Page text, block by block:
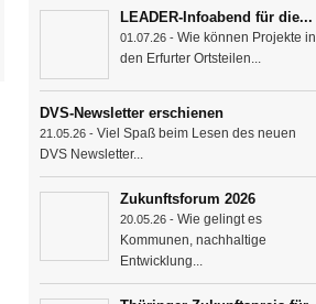
LEADER-Infoabend für die...
01.07.26 - Wie können Projekte in
den Erfurter Ortsteilen...
DVS-Newsletter erschienen
21.05.26 - Viel Spaß beim Lesen des neuen
DVS Newsletter...
Zukunftsforum 2026
20.05.26 - Wie gelingt es
Kommunen, nachhaltige
Entwicklung...